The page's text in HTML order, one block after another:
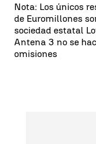
Nota: Los únicos
de Euromillones
sociedad estatal
Antena 3 no se
omisiones